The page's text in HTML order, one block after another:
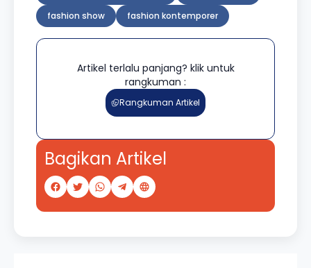
fashion show
fashion kontemporer
Artikel terlalu panjang? klik untuk
rangkuman :
Rangkuman Artikel
Bagikan Artikel